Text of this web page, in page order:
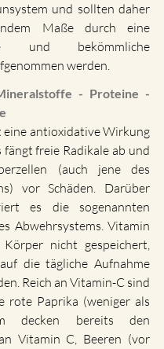
und sollten daher
Maße durch eine
und bekömmliche
werden.
- Proteine -
eine antioxidative Wirkung
fängt freie Radikale ab und
(auch jene des
vor Schäden. Darüber
es die sogenannten
Abwehrsystems. Vitamin
nicht gespeichert,
die tägliche Aufnahme
Reich an Vitamin-C sind
rote Paprika (weniger als
decken bereits den
Vitamin C, Beeren (vor